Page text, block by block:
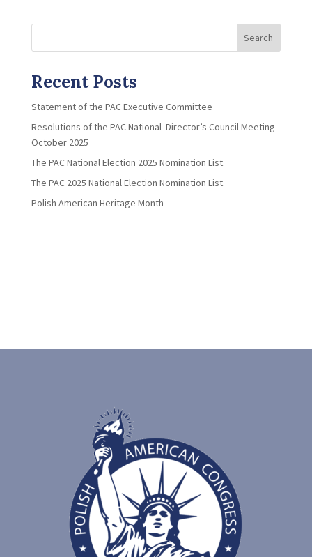
Search
Recent Posts
Statement of the PAC Executive Committee
Resolutions of the PAC National Director’s Council Meeting
October 2025
The PAC National Election 2025 Nomination List.
The PAC 2025 National Election Nomination List.
Polish American Heritage Month